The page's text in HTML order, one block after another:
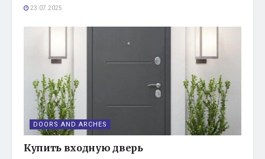
23.07.2025
DOORS AND ARCHES
Купить входную дверь